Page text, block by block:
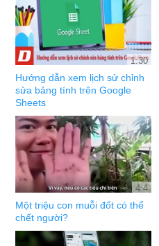
1:30
Hướng dẫn xem lịch sử chỉnh
sửa bảng tính trên Google
Sheets
4:4
Một triệu con muỗi đốt có thể
chết người?